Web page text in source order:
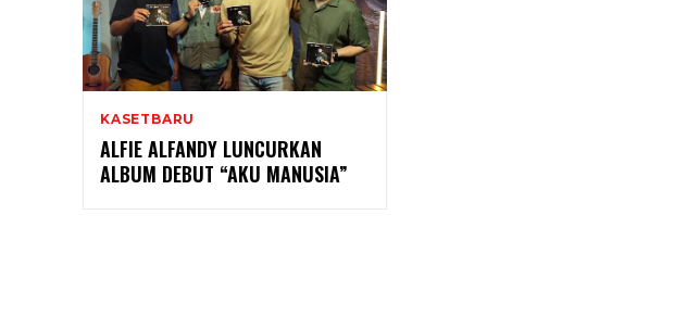
KASETBARU
ALFIE ALFANDY LUNCURKAN
ALBUM DEBUT “AKU MANUSIA”